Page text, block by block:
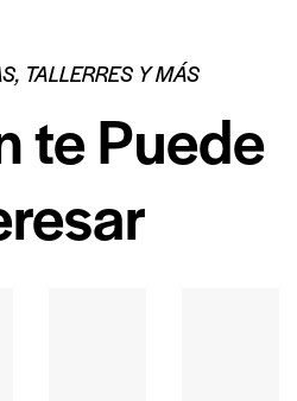
TALLERRES Y MÁS
te Puede